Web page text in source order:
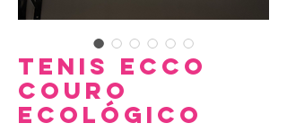
Tenis Ecco
Couro
Ecológico